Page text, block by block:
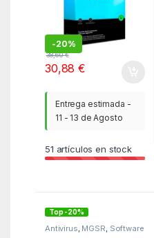
-20%
38,60€
30,88€
Entrega estimada -
11 - 13 de Agosto
51 artículos en stock
Top -20%
Antivirus MGSR Software